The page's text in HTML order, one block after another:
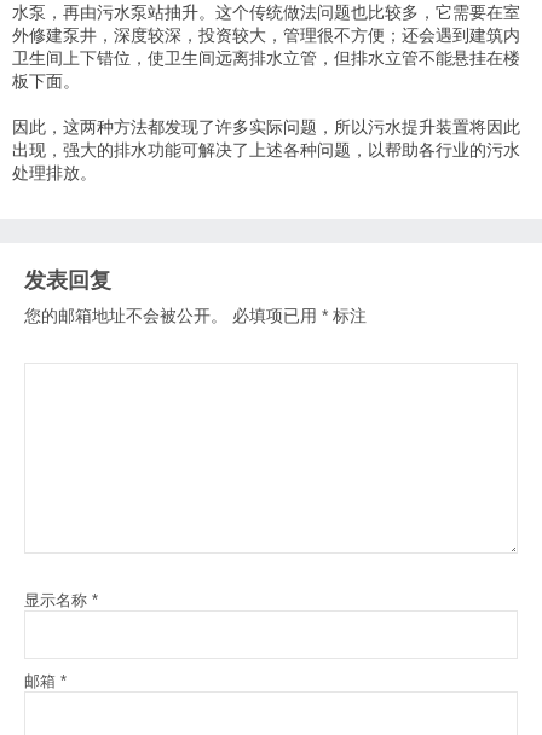
水泵，再由污水泵站抽升。这个传统做法问题也比较多，它需要在室
外修建泵井，深度较深，投资较大，管理很不方便； 还会遇到建筑内
卫生间上下错位，使卫生间远离排水立管，但排水立管不能悬挂在楼
板下面。
因此，这两种方法都发现了许多实际问题，所以污水提升装置将因此
出现，强大的排水功能可解决了上述各种问题，以帮助各行业的污水
处理排放。
发表回复
您的邮箱地址不会被公开。 必填项已用 * 标注
显示名称 *
邮箱 *